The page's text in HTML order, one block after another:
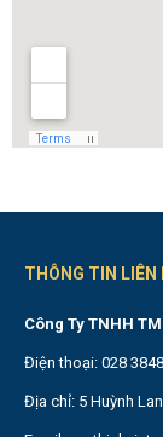
THÔNG TIN LIÊN
Công Ty TNHH
Điện thoại: 028
Địa chỉ: 5 Huỳnh